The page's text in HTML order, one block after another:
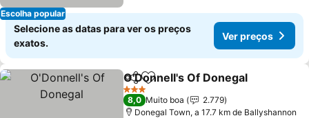
Escolha popular
Selecione as datas para ver os preços
exatos.
Ver preços
PartilharAdicionar aos favoritos
O'Donnell's Of Donegal
3 Estrelas
8,0 Muito boa
2.779
Donegal Town, a 17.7 km de Ballyshannon